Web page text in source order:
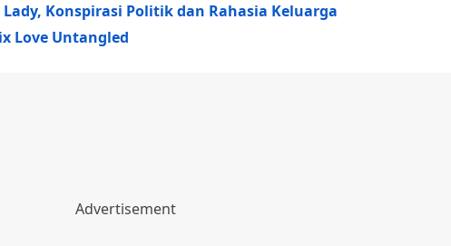
Konspirasi Politik dan Rahasia Keluarga
Love Untangled